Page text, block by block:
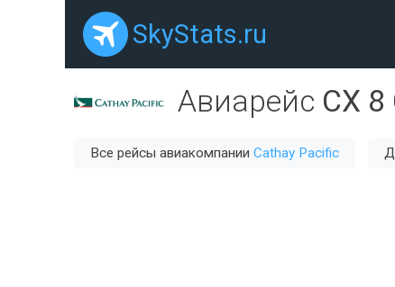
SkyStats.ru
Авиарейс CX 8
Все рейсы авиакомпании Cathay Pacific